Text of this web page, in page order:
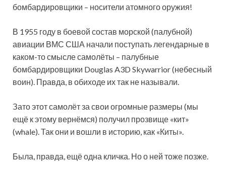
бомбардировщики – носители атомного оружия!
В 1955 году в боевой состав морской (палубной)
авиации ВМС США начали поступать легендарные в
каком-то смысле самолёты – палубные
бомбардировщики Douglas A3D Skywarrior (небесный
воин). Правда, в обиходе их так не называли.
Зато этот самолёт за свои огромные размеры (мы
ещё к этому вернёмся) получил прозвище «кит»
(whale). Так они и вошли в историю, как «Киты».
Была, правда, ещё одна кличка. Но о ней тоже позже.